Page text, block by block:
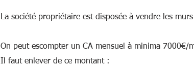
La société propriétaire est disposée à vendre les
On peut escompter un CA mensuel à minima
Il faut enlever de ce montant :